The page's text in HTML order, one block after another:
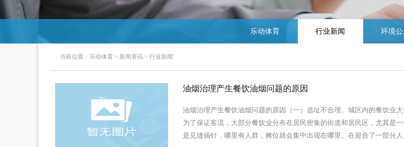
乐动体育 行业新闻 环境
当前位置： 乐动体育 > 新闻资讯 > 行业新闻
油烟治理产生餐饮油烟问题的原因
油烟治理产生餐饮油烟问题的原因（一）选址不合理。城区内的餐饮业大
为了保证客流，大部分餐饮业分布在居民密集的街道和居民区，尤其是
是见缝插针，哪里有人群，摊位就会集中出现在哪里。在迎合了一部分人